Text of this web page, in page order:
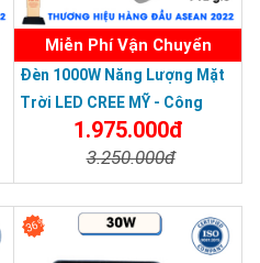
Miễn Phí Vận Chuyển
Đèn 1000W Năng Lượng Mặt
Trời LED CREE MỸ - Công
Nghệ Mới - Bảo Hành 3 Năm
1.975.000đ
3.250.000đ
36%